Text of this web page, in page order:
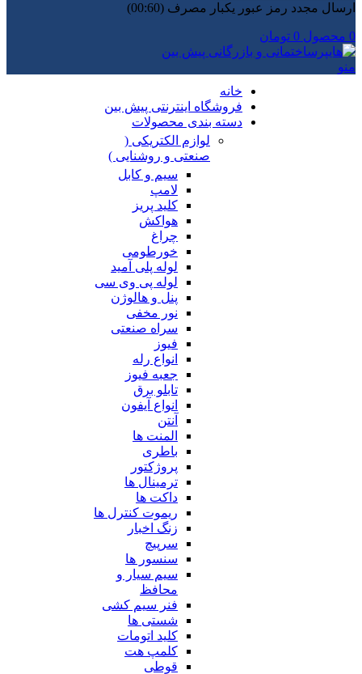
ارسال مجدد رمز عبور یکبار مصرف (00:
60
)
0 محصول 0 تومان
منو
خانه
فروشگاه اینترنتی پیش بین
دسته بندی محصولات
لوازم الکتریکی (
صنعتی و روشنایی )
سیم و کابل
لامپ
کلید پریز
هواکش
چراغ
خورطومی
لوله پلی آمید
لوله پی وی سی
پنل و هالوژن
نور مخفی
سراه صنعتی
فیوز
انواع رله
جعبه فیوز
تابلو برق
انواع آیفون
آنتن
المنت ها
باطری
پروژکتور
ترمینال ها
داکت ها
ریموت کنترل ها
زنگ اخبار
سرپیچ
سنسور ها
سیم سیار و
محافظ
فنر سیم کشی
شستی ها
کلید اتومات
کلمپ هت
قوطی